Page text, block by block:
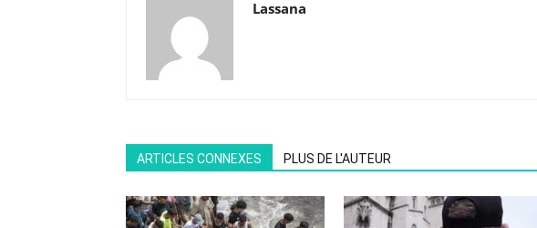
Lassana
ARTICLES CONNEXES PLUS DE L'AUTEUR